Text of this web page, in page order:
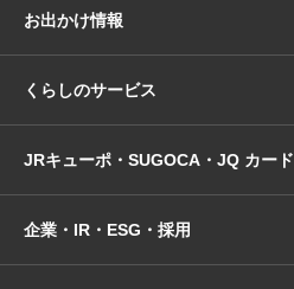
お出かけ情報
くらしのサービス
JRキューポ・SUGOCA・JQ カード
企業・IR・ESG・採用